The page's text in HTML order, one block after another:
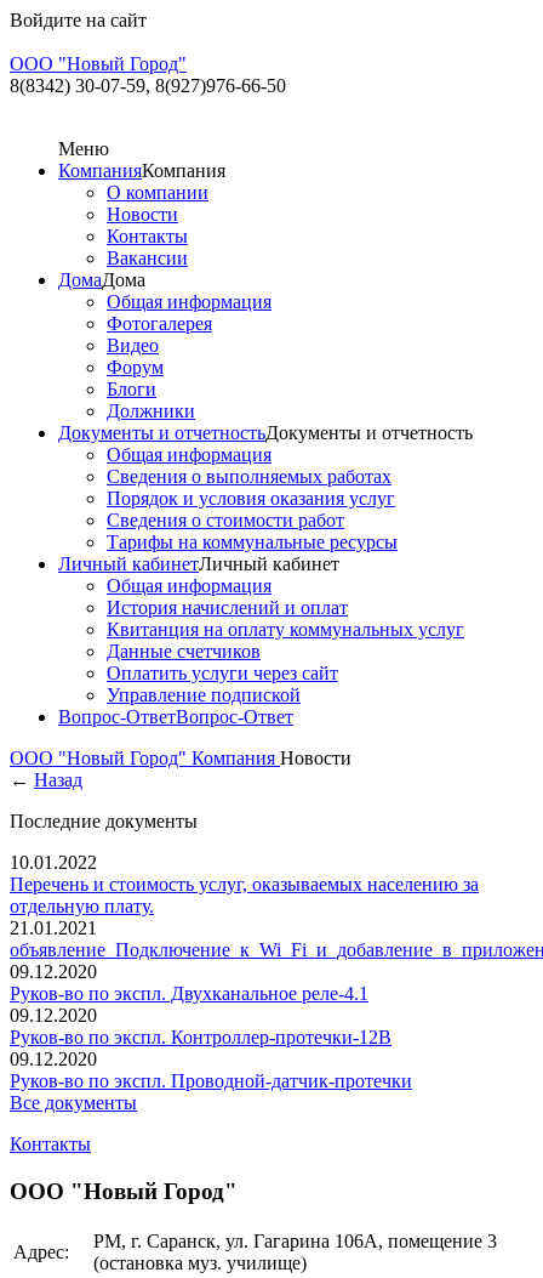
Войдите на сайт
ООО "Новый Город"
8(8342) 30-07-59, 8(927)976-66-50
Меню
КомпанияКомпания
О компании
Новости
Контакты
Вакансии
ДомаДома
Общая информация
Фотогалерея
Видео
Форум
Блоги
Должники
Документы и отчетностьДокументы и отчетность
Общая информация
Сведения о выполняемых работах
Порядок и условия оказания услуг
Сведения о стоимости работ
Тарифы на коммунальные ресурсы
Личный кабинетЛичный кабинет
Общая информация
История начислений и оплат
Квитанция на оплату коммунальных услуг
Данные счетчиков
Оплатить услуги через сайт
Управление подпиской
Вопрос-ОтветВопрос-Ответ
ООО "Новый Город" Компания Новости
← Назад
Последние документы
10.01.2022
Перечень и стоимость услуг, оказываемых населению за
отдельную плату.
21.01.2021
09.12.2020
Руков-во по экспл. Двухканальное реле-4.1
09.12.2020
Руков-во по экспл. Контроллер-протечки-12В
09.12.2020
Руков-во по экспл. Проводной-датчик-протечки
Все документы
Контакты
ООО "Новый Город"
Адрес:
РМ, г. Саранск, ул. Гагарина 106А, помещение 3
(остановка муз. училище)